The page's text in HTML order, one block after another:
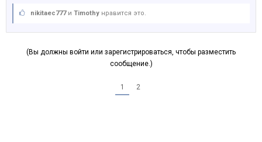
nikitaec777и Timothy нравится это.
(Вы должны войти или зарегистрироваться, чтобы разместить
сообщение.)
1 2